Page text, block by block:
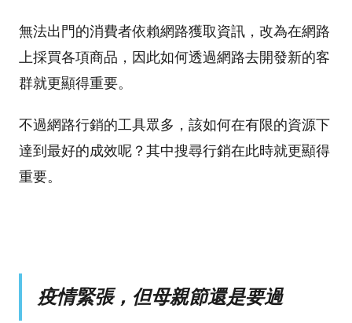
無法出門的消費者依賴網路獲取資訊，改為在網路
上採買各項商品，因此如何透過網路去開發新的客
群就更顯得重要。
不過網路行銷的工具眾多，該如何在有限的資源下
達到最好的成效呢？其中搜尋行銷在此時就更顯得
重要。
疫情緊張，但母親節還是要過